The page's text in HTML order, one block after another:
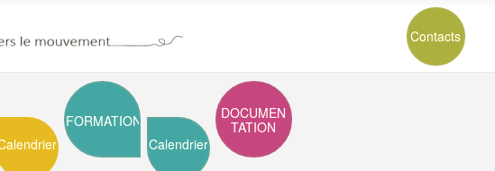
Contacts
FORMATION
Calendrier
DOCUMEN
TATION